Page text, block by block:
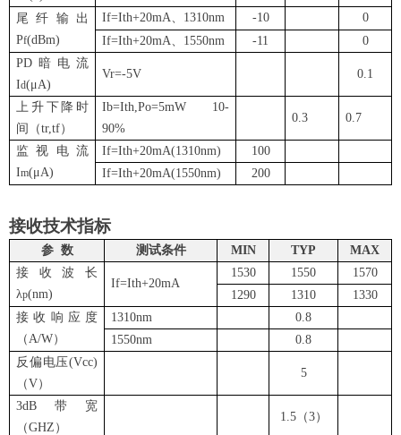
尾纤输出
Pf(dBm)
If=Ith+20mA、 1310nm -10
0
If=Ith+20mA、 1550nm -11
0
PD 暗电流
Id(μA)
Vr=-5V 0.1
上升下降时
间（tr,tf）
Ib=Ith,Po=5mW 10-
90%
0.3 0.7
监视电流
Im(μA)
If=Ith+20mA(1310nm)
100
If=Ith+20mA(1550nm) 200
接收技术指标
参 数 测试条件 MIN TYP
MAX
接收波长
λp(nm)
If=Ith+20mA
1530 1550 1570
1290 1310 1330
接收 响应度
（A/W）
1310nm
0.8
1550nm
0.8
反偏 电压(Vcc)
（V）
5
3dB 带宽
（GHZ ）
1.5（3）